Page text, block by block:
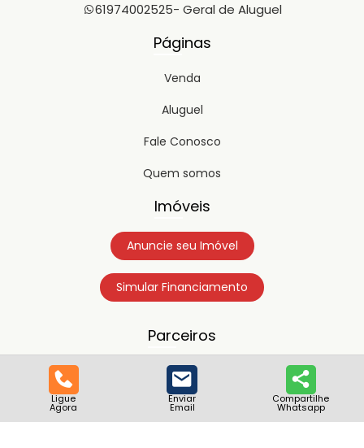
Ligue
Agora
Enviar
Email
Compartilhe
Whatsapp
61974002525- Geral de Aluguel
Páginas
Venda
Aluguel
Fale Conosco
Quem somos
Imóveis
Anuncie seu Imóvel
Simular Financiamento
Parceiros